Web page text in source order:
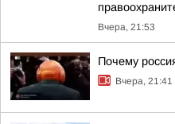
Вчера, 21:53
Почему
Вчера, 21:41